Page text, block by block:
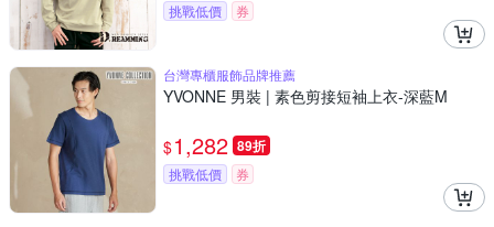
挑戰低價 券
台灣專櫃服飾品牌推薦
YVONNE 男裝 | 素色剪接短袖上衣-深藍M
$1,282 89折
挑戰低價 券